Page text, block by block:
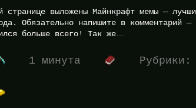
странице выложены Майнкрафт мемы —
Обязательно напишите в комментарий
больше всего! Так же…
1 минута Рубрики: